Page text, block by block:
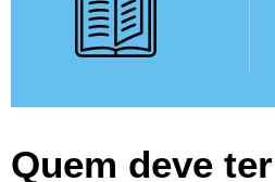
Quem deve